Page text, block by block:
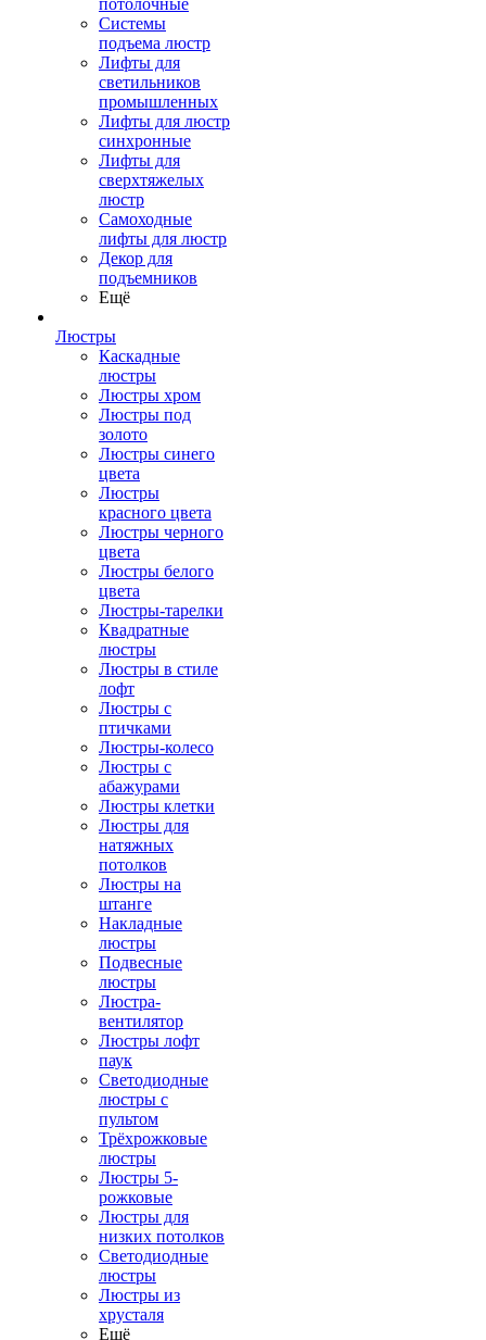
потолочные
Системы
подъема люстр
Лифты для
светильников
промышленных
Лифты для люстр
синхронные
Лифты для
сверхтяжелых
люстр
Самоходные
лифты для люстр
Декор для
подъемников
Ещё
Люстры
Каскадные
люстры
Люстры хром
Люстры под
золото
Люстры синего
цвета
Люстры
красного цвета
Люстры черного
цвета
Люстры белого
цвета
Люстры-тарелки
Квадратные
люстры
Люстры в стиле
лофт
Люстры с
птичками
Люстры-колесо
Люстры с
абажурами
Люстры клетки
Люстры для
натяжных
потолков
Люстры на
штанге
Накладные
люстры
Подвесные
люстры
Люстра-
вентилятор
Люстры лофт
паук
Светодиодные
люстры с
пультом
Трёхрожковые
люстры
Люстры 5-
рожковые
Люстры для
низких потолков
Cветодиодные
люстры
Люстры из
хрусталя
Ещё